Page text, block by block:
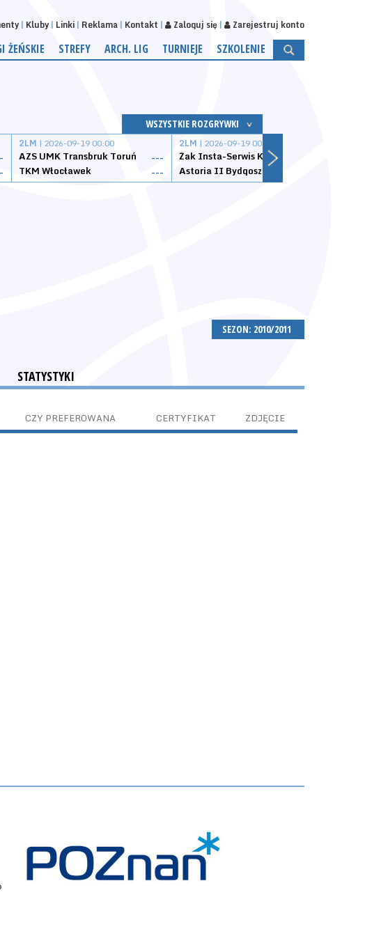
Kluby Linki Reklama Kontakt Zaloguj się Zarejestruj konto
ŻEŃSKIE STREFY ARCH. LIG TURNIEJE SZKOLENIE
WSZYSTKIE ROZGRYWKI
2LM | 2026-09-19 00:00
AZS UMK Transbruk Toruń
---
TKM Włocławek
---
2LM | 2026-09-19 00:00
Żak Insta-Serwis Koszalin
Astoria II Bydgoszcz
SEZON: 2010/2011
STATYSTYKI
CZY PREFEROWANA CERTYFIKAT ZDJĘCIE